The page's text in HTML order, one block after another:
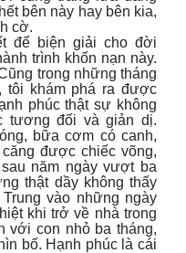
bên này hay bên kia,
cờ.
để biện giải cho đời
trình khốn nạn này.
trong những tháng
tôi khám phá ra được
phúc thật sự không
tương đối và giản dị.
bữa cơm có canh,
được chiếc võng,
năm ngày vượt ba
thật dầy không thấy
vào những ngày
khi trở về nhà trong
với con nhỏ ba tháng,
bố. Hạnh phúc là cái